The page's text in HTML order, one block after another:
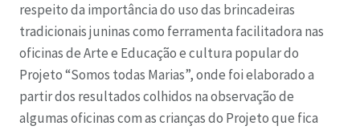
respeito da importância do uso das brincadeiras
tradicionais juninas como ferramenta facilitadora nas
oficinas de Arte e Educação e cultura popular do
Projeto “Somos todas Marias”, onde foi elaborado a
partir dos resultados colhidos na observação de
algumas oficinas com as crianças do Projeto que fica